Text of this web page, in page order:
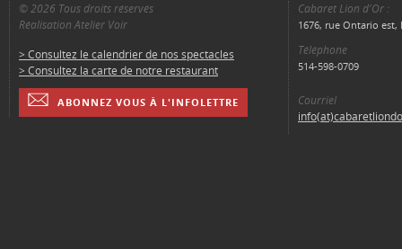
© 2026 Tous droits réservés
Réalisation Atelier Voir
> Consultez le calendrier de nos spectacles
> Consultez la carte de notre restaurant
ABONNEZ VOUS À L'INFOLETTRE
Cabaret Lion d'Or :
1676, rue Ontario est,
Téléphone
514-598-0709
Courriel